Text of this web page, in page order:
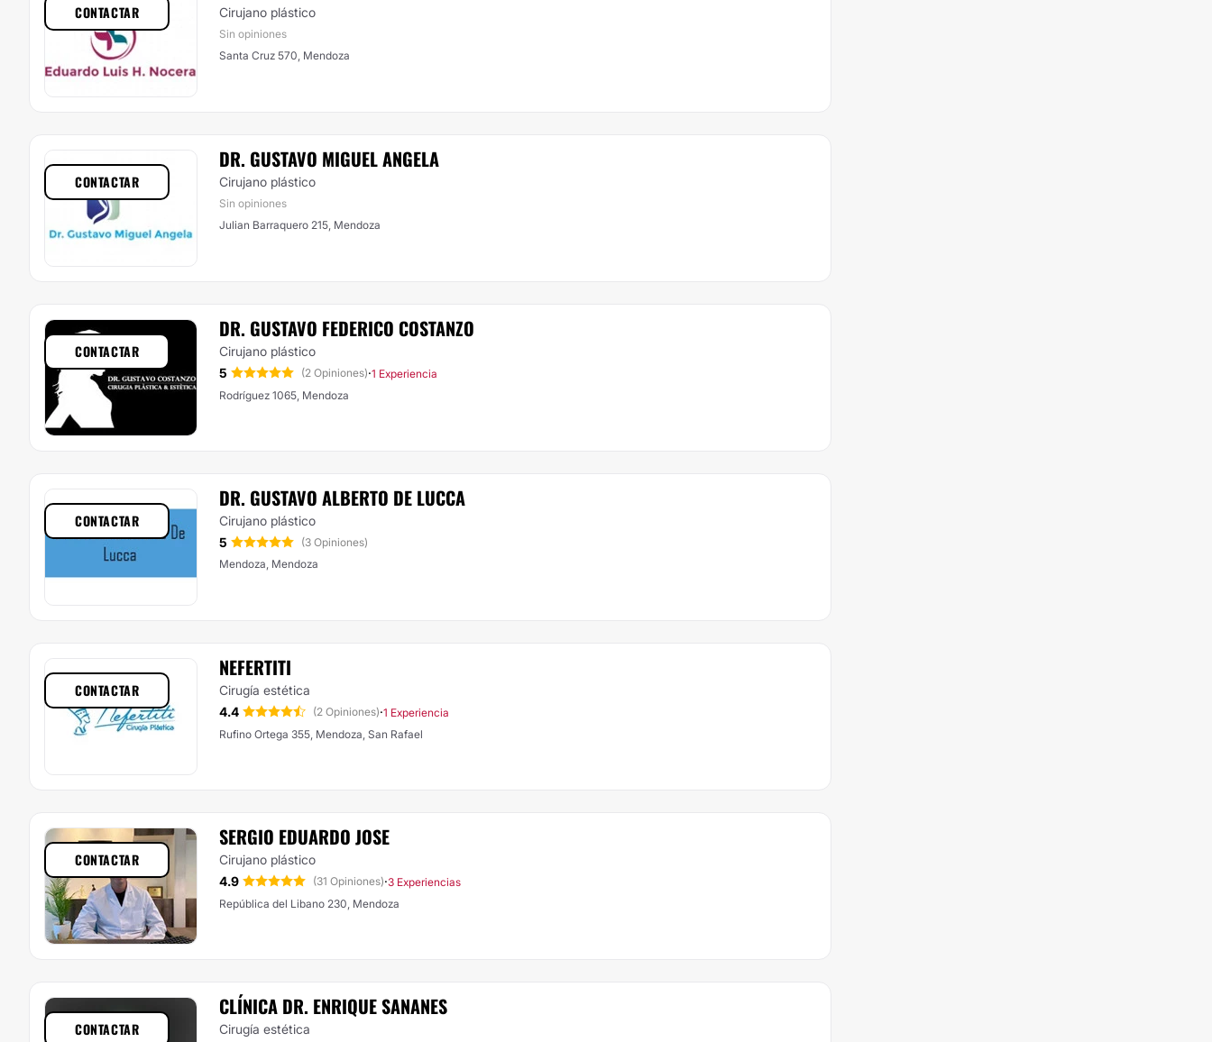
Cirujano plástico
Sin opiniones
Santa Cruz 570, Mendoza
CONTACTAR
DR. GUSTAVO MIGUEL ANGELA
Cirujano plástico
Sin opiniones
Julian Barraquero 215, Mendoza
CONTACTAR
DR. GUSTAVO FEDERICO COSTANZO
Cirujano plástico
5
(2 Opiniones)·1 Experiencia
Rodríguez 1065, Mendoza
CONTACTAR
DR. GUSTAVO ALBERTO DE LUCCA
Cirujano plástico
5
(3 Opiniones)
Mendoza, Mendoza
CONTACTAR
NEFERTITI
Cirugía estética
4.4
(2 Opiniones)·1 Experiencia
Rufino Ortega 355, Mendoza, San Rafael
CONTACTAR
SERGIO EDUARDO JOSE
Cirujano plástico
4.9
(31 Opiniones)·3 Experiencias
República del Libano 230, Mendoza
CONTACTAR
CLÍNICA DR. ENRIQUE SANANES
Cirugía estética
CONTACTAR